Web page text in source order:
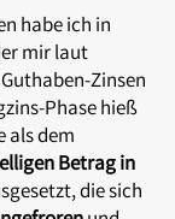
habe ich in
mir laut
Zinsen
Phase hieß
als dem
Betrag in
die sich